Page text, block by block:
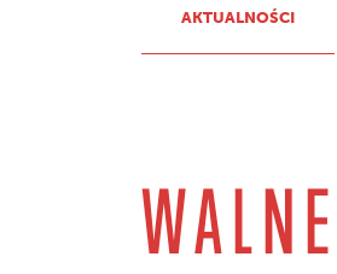
AKTUALNOŚCI